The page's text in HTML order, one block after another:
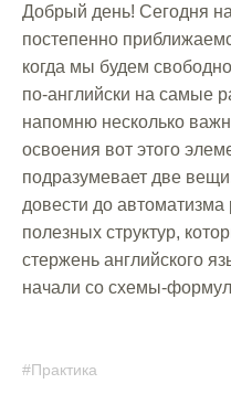
Добрый день! Сегодня
постепенно
когда мы будем
по-английски на самые
напомню несколько
освоения вот этого
подразумевает две
довести до
полезных структур,
стержень английского
начали со схемы-
Практика